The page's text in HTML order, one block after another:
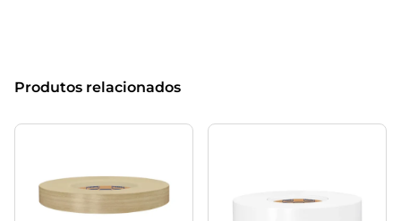
Produtos relacionados